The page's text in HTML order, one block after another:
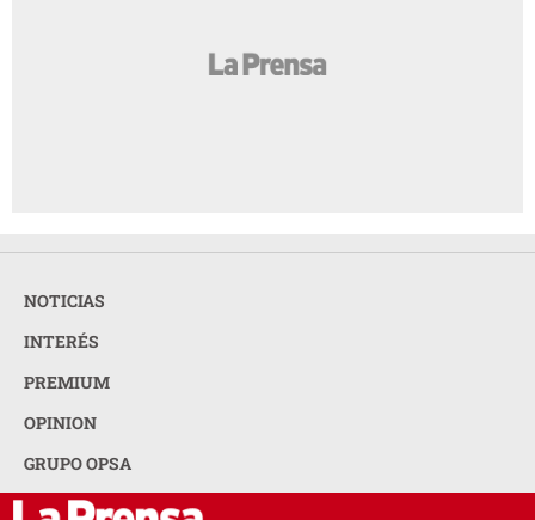
NOTICIAS
INTERÉS
PREMIUM
OPINION
GRUPO OPSA